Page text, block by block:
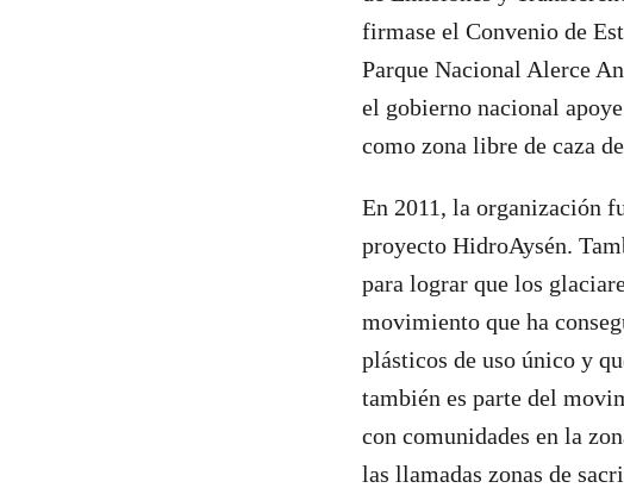
firmase el Convenio de
Parque Nacional Alerce
el gobierno nacional
como zona libre de caza
En 2011, la organización
proyecto HidroAysén.
para lograr que los
movimiento que ha
plásticos de uso único y
también es parte del
con comunidades en la
las llamadas zonas de